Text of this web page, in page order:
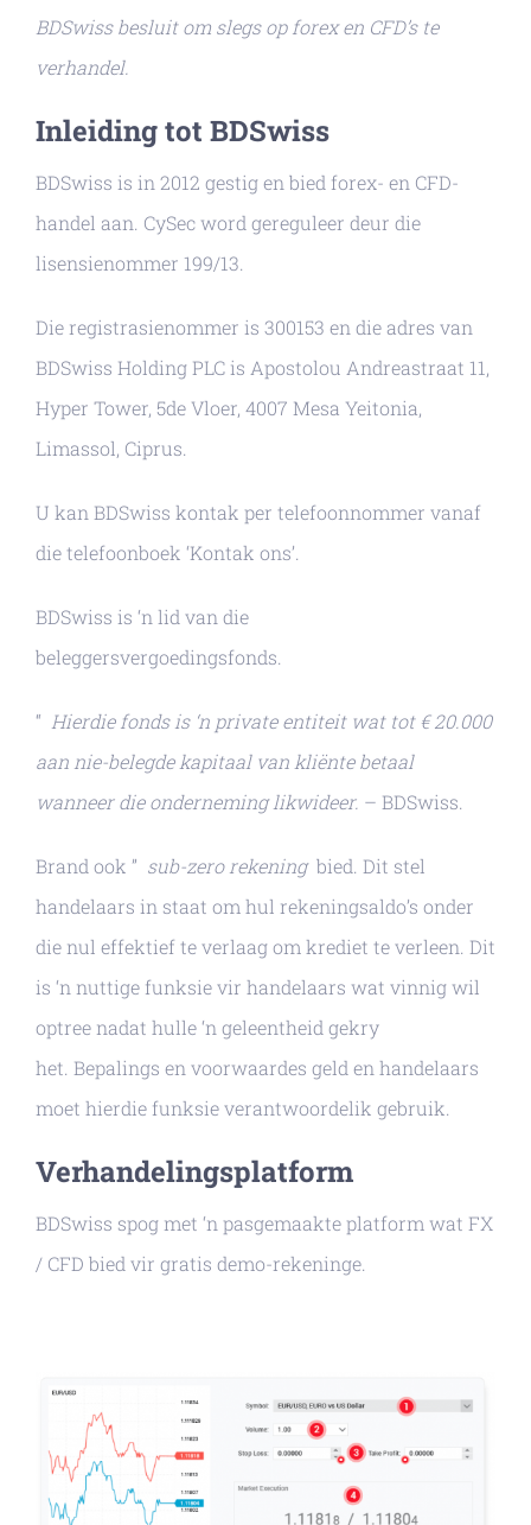
BDSwiss besluit om slegs op forex en CFD’s te
verhandel.
Inleiding tot BDSwiss
BDSwiss is in 2012 gestig en bied forex- en CFD-
handel aan. CySec word gereguleer deur die
lisensienommer 199/13.
Die registrasienommer is 300153 en die adres van
BDSwiss Holding PLC is Apostolou Andreastraat 11,
Hyper Tower, 5de Vloer, 4007 Mesa Yeitonia,
Limassol, Ciprus.
U kan BDSwiss kontak per telefoonnommer vanaf
die telefoonboek ‘Kontak ons’.
BDSwiss is ‘n lid van die
beleggersvergoedingsfonds.
“ Hierdie fonds is ‘n private entiteit wat tot € 20.000
aan nie-belegde kapitaal van kliënte betaal
wanneer die onderneming likwideer. – BDSwiss.
Brand ook ” sub-zero rekeningbied. Dit stel
handelaars in staat om hul rekeningsaldo’s onder
die nul effektief te verlaag om krediet te verleen. Dit
is ‘n nuttige funksie vir handelaars wat vinnig wil
optree nadat hulle ‘n geleentheid gekry
het. Bepalings en voorwaardes geld en handelaars
moet hierdie funksie verantwoordelik gebruik.
Verhandelingsplatform
BDSwiss spog met ‘n pasgemaakte platform wat FX
/ CFD bied vir gratis demo-rekeninge.